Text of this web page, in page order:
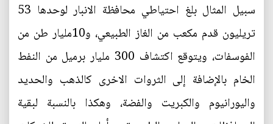
سبيل المثال بلغ احتياطي محافظة الانبار لوحدها 53
تريليون قدم مكعب من الغاز الطبيعي، و10مليار طن من
الفوسفات، ويتوقع اكتشاف 300 مليار برميل من النفط
الخام بالإضافة إلى الثروات الاخرى كالذهب والحديد
واليورانيوم والكبريت والفضة، وهكذا بالنسبة لبقية